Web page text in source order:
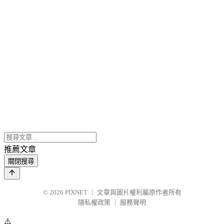
推薦文章
關閉搜尋
© 2026 PIXNET
文章與圖片權利屬原作者所有
隱私權政策
服務聲明
⚠️